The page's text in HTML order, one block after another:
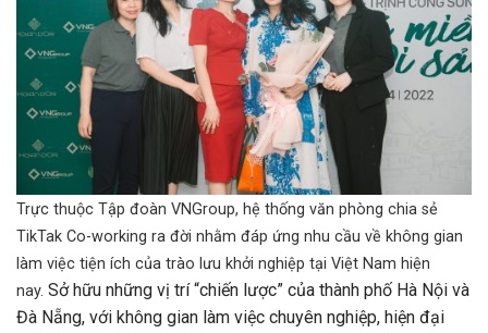
Trực thuộc Tập đoàn VNGroup, hệ thống văn phòng chia sẻ
TikTak Co-working ra đời nhằm đáp ứng nhu cầu về không gian
làm việc tiện ích của trào lưu khởi nghiệp tại Việt Nam hiện
nay. Sở hữu những vị trí “chiến lược” của thành phố Hà Nội và
Đà Nẵng, với không gian làm việc chuyên nghiệp, hiện đại